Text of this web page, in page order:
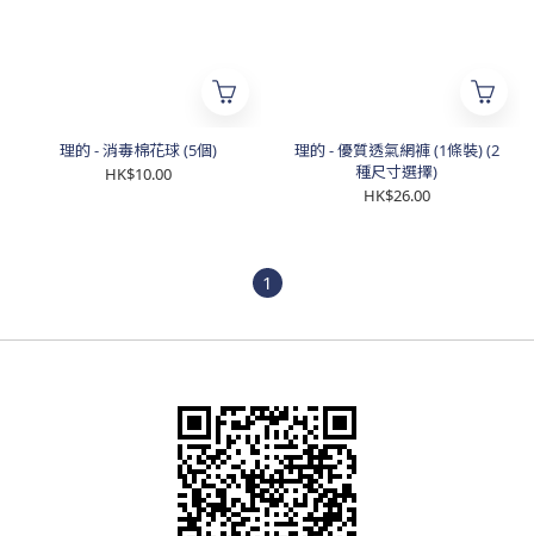
理的 - 消毒棉花球 (5個)
HK$10.00
理的 - 優質透氣網褲 (1條裝) (2
種尺寸選擇)
HK$26.00
1